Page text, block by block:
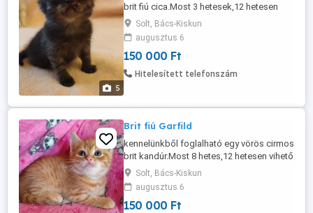
5
brit fiú cica.Most 3 hetesek,12 hetesen
vihető el 2 oltással rendszeres parazita
kezeléssel, számlával, szerződéssel,
kezdő csomaggal, egészségügyi
garanciával,
Solt, Bács-Kiskun
augusztus 6
150 000 Ft
Hitelesített telefonszám
Brit fiú Garfild
kennelünkből foglalható egy vörös cirmos
brit kandúr.Most 8 hetes,12 hetesen vihető
el 2 oltással, rendszeres parazita
kezeléssel, számlával, szerződéssel,
kezdő csomaggal, egészségügyi
garanciával,
Solt, Bács-Kiskun
augusztus 6
150 000 Ft